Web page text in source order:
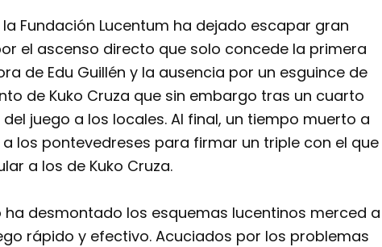
la Fundación Lucentum ha dejado escapar gran
el ascenso directo que solo concede la primera
de Edu Guillén y la ausencia por un esguince de
de Kuko Cruza que sin embargo tras un cuarto
juego a los locales. Al final, un tiempo muerto a
los pontevedreses para firmar un triple con el que
a los de Kuko Cruza.
ha desmontado los esquemas lucentinos merced a
rápido y efectivo. Acuciados por los problemas